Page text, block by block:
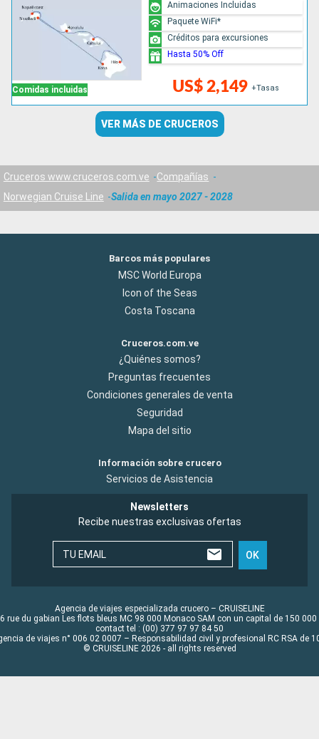
Comidas incluidas US$ 2,149 +Tasas
Animaciones Incluidas
Paquete WiFi*
Créditos para excursiones
Hasta 50% Off
VER MÁS DE CRUCEROS
Cruceros www.cruceros.com.ve
Compañías
Norwegian Cruise Line
Salida en mayo 2027 - 2028
Barcos más populares
MSC World Europa
Icon of the Seas
Costa Toscana
Cruceros.com.ve
¿Quiénes somos?
Preguntas frecuentes
Condiciones generales de venta
Seguridad
Mapa del sitio
Información sobre crucero
Servicios de Asistencia
Newsletters
Recibe nuestras exclusivas ofertas
TU EMAIL OK
Agencia de viajes especializada crucero – CRUISELINE
rue du gabian Les flots bleus MC 98 000 Monaco SAM con un capital de 150 000
contact tel : (00) 377 97 97 84 50
de viajes n° 006 02 0007 – Responsabilidad civil y profesional RC RSA de
© CRUISELINE 2026 - all rights reserved